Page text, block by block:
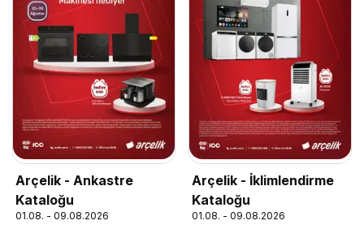
Arçelik - Ankastre
Kataloğu
01.08. - 09.08.2026
Arçelik - İklimlendirme
Kataloğu
01.08. - 09.08.2026